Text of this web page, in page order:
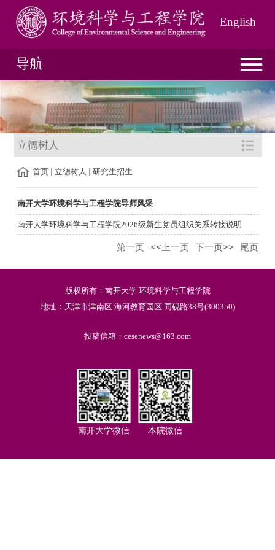
English
导航
立德树人
首页 立德树人 研究生招生
南开大学环境科学与工程学院导师风采
南开大学环境科学与工程学院2026级新生党员组织关系转接说明
第一页 <<上一页 下一页>> 尾页
版权所有：南开大学 环境科学与工程学院
地址：天津市津南区 海河教育园区 同砚路38号(300350)
投稿信箱：cesenews@163.com
南开大学微信 本院微信